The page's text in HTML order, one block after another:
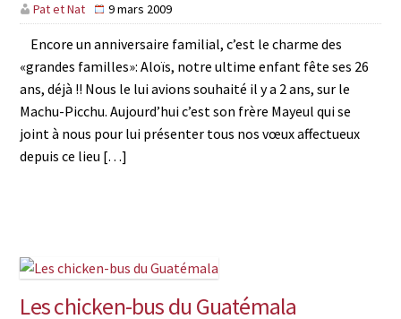
Pat et Nat 9 mars 2009
Encore un anniversaire familial, c’est le charme des
«grandes familles»: Aloïs, notre ultime enfant fête ses 26
ans, déjà !! Nous le lui avions souhaité il y a 2 ans, sur le
Machu-Picchu. Aujourd’hui c’est son frère Mayeul qui se
joint à nous pour lui présenter tous nos vœux affectueux
depuis ce lieu […]
Les chicken-bus du Guatémala